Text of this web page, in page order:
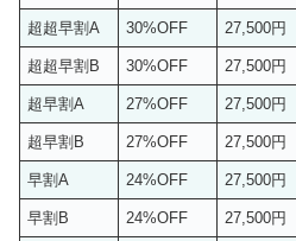
超超早割A 30%OFF 27,500円
超超早割B 30%OFF 27,500円
超早割A 27%OFF 27,500円
超早割B 27%OFF 27,500円
早割A 24%OFF 27,500円
早割B 24%OFF 27,500円